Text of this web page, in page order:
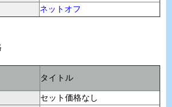
ネットオフ
タイトル
セット価格なし